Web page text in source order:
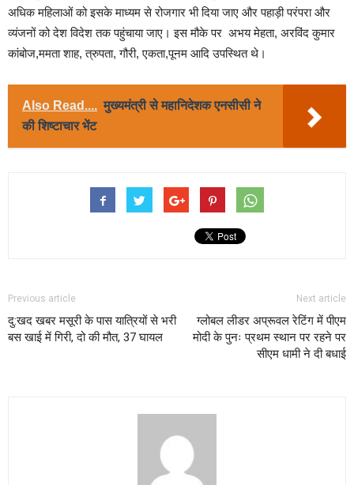
अधिक महिलाओं को इसके माध्यम से रोजगार भी दिया जाए और पहाड़ी परंपरा और
व्यंजनों को देश विदेश तक पहुंचाया जाए। इस मौके पर अभय मेहता, अरविंद कुमार
कांबोज,ममता शाह, त्रुपता, गौरी, एकता,पूनम आदि उपस्थित थे।
Also Read.... मुख्यमंत्री से महानिदेशक एनसीसी ने
की शिष्टाचार भेंट
Previous article
दु:खद खबर मसूरी के पास यात्रियों से भरी
बस खाई में गिरी, दो की मौत, 37 घायल
Next article
ग्लोबल लीडर अप्रूवल रेटिंग में पीएम
मोदी के पुनः प्रथम स्थान पर रहने पर
सीएम धामी ने दी बधाई